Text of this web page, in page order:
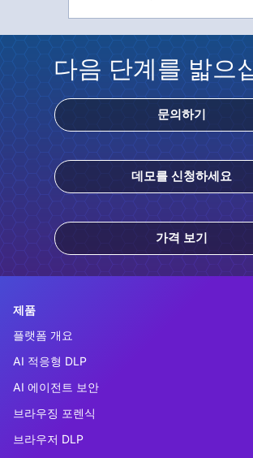
다음 단계를 밟으
문의하기
데모를 신청하세요
가격 보기
제품
플랫폼 개요
AI 적응형 DLP
AI 에이전트 보안
브라우징 포렌식
브라우저 DLP